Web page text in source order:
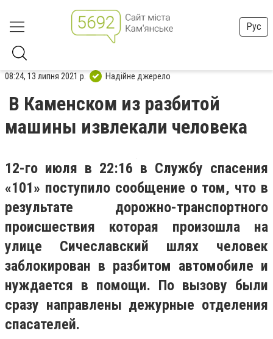
Рус
08:24, 13 липня 2021 р. Надійне джерело
В Каменском из разбитой
машины извлекали человека
12-го июля в 22:16 в Службу спасения
«101» поступило сообщение о том, что в
результате дорожно-транспортного
происшествия которая произошла на
улице Сичеславский шлях человек
заблокирован в разбитом автомобиле и
нуждается в помощи. По вызову были
сразу направлены дежурные отделения
спасателей.